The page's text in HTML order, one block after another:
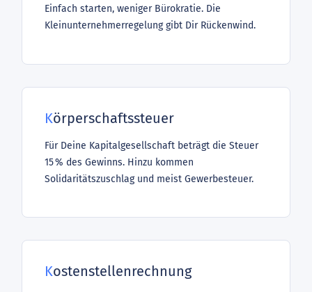
Einfach starten, weniger Bürokratie. Die
Kleinunternehmerregelung gibt Dir Rückenwind.
Körperschaftssteuer
Für Deine Kapitalgesellschaft beträgt die Steuer
15 % des Gewinns. Hinzu kommen
Solidaritätszuschlag und meist Gewerbesteuer.
Kostenstellenrechnung